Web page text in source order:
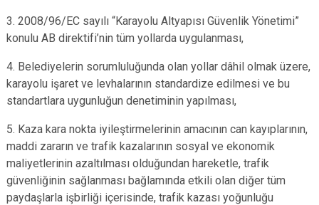
3. 2008/96/EC sayılı “Karayolu Altyapısı Güvenlik Yönetimi”
konulu AB direktifi’nin tüm yollarda uygulanması,
4. Belediyelerin sorumluluğunda olan yollar dâhil olmak üzere,
karayolu işaret ve levhalarının standardize edilmesi ve bu
standartlara uygunluğun denetiminin yapılması,
5. Kaza kara nokta iyileştirmelerinin amacının can kayıplarının,
maddi zararın ve trafik kazalarının sosyal ve ekonomik
maliyetlerinin azaltılması olduğundan hareketle, trafik
güvenliğinin sağlanması bağlamında etkili olan diğer tüm
paydaşlarla işbirliği içerisinde, trafik kazası yoğunluğu